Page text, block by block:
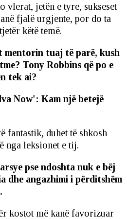
vlerat, jetën e tyre, sukseset
fjalë urgjente, por do ta
këtë temë.
mentorin tuaj të parë, kush
Tony Robbins që po e
tek ai?
fantastik, duhet të shkosh
nga leksionet e tij.
pse ndoshta nuk e bëj
dhe angazhimi i përditshëm
kostot më kanë favorizuar